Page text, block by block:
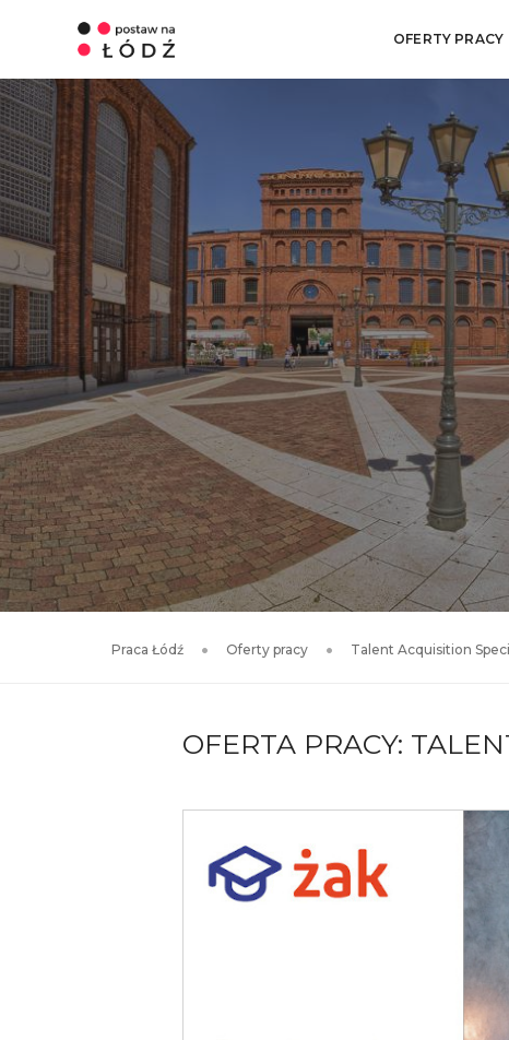
OFERTY PRACY
Praca Łódź Oferty pracy Talent Acquisition
OFERTA PRACY: